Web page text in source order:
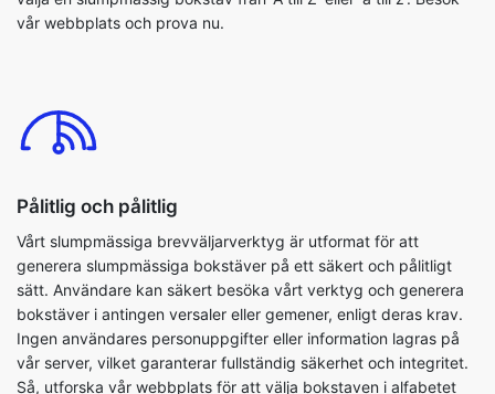
vår webbplats och prova nu.
Pålitlig och pålitlig
Vårt slumpmässiga brevväljarverktyg är utformat för att
generera slumpmässiga bokstäver på ett säkert och pålitligt
sätt. Användare kan säkert besöka vårt verktyg och generera
bokstäver i antingen versaler eller gemener, enligt deras krav.
Ingen användares personuppgifter eller information lagras på
vår server, vilket garanterar fullständig säkerhet och integritet.
Så, utforska vår webbplats för att välja bokstaven i alfabetet